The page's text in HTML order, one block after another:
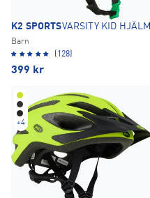
K2 SPORTSVARSITY KID HJÄLM
Barn
(128)
399 kr
+4